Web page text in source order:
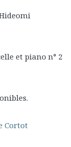
et piano n° 2
Cortot